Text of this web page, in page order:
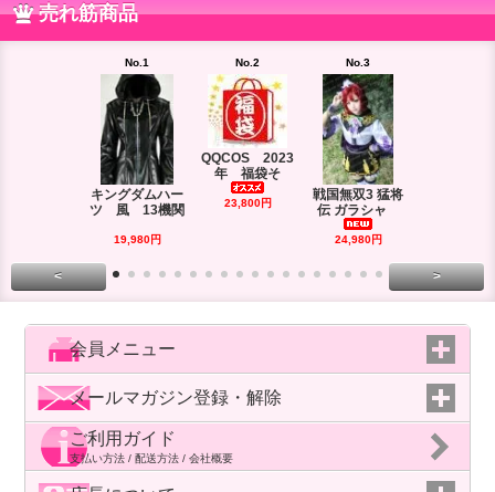
売れ筋商品
No.1
キングダムハー
ツ 風 13機関
19,980円
No.2
QQCOS 2023
年 福袋そ
23,800円
No.3
戦国無双3 猛将
伝 ガラシャ
24,980円
< >
会員メニュー
メールマガジン登録・解除
ご利用ガイド
支払い方法 / 配送方法 / 会社概要